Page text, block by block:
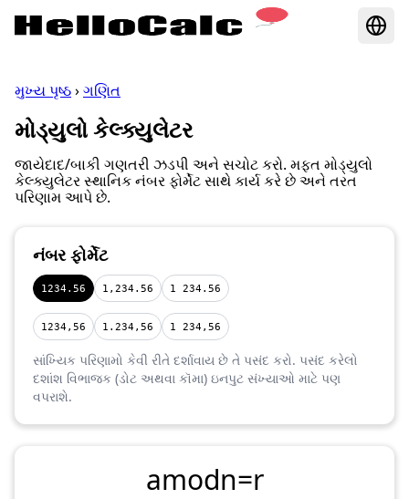
મુખ્ય પૃષ્ઠ›ગણિત
મોડ્યુલો કેલ્ક્યુલેટર
જાયેદાદ/બાકી ગણતરી ઝડપી અને સચોટ કરો. મફત મોડ્યુલો
કેલ્ક્યુલેટર સ્થાનિક નંબર ફોર્મેટ સાથે કાર્ય કરે છે અને તરત
પરિણામ આપે છે.
નંબર ફોર્મેટ
1234.56 1,234.56 1 234.56
1234,56 1.234,56 1 234,56
સાંખ્યિક પરિણામો કેવી રીતે દર્શાવાય છે તે પસંદ કરો. પસંદ કરેલો
દશાંશ વિભાજક (ડોટ અથવા કૉમા) ઇનપુટ સંખ્યાઓ માટે પણ
વપરાશે.
amodn=r